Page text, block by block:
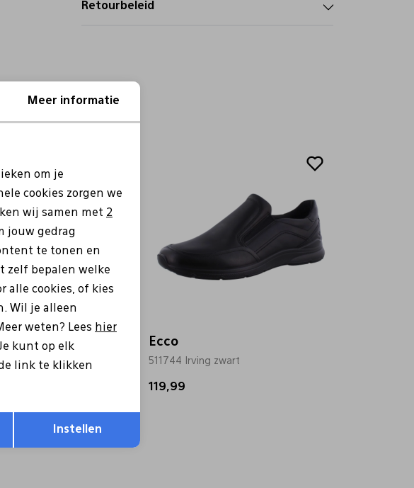
Retourbeleid
Ecco
511744 Irving zwart
119,99
cookies
Opslaan
Meer informatie
om je
cookies zorgen we
wij samen met 2
jouw gedrag
te tonen en
zelf bepalen welke
alle cookies, of kies
Wil je alleen
weten? Lees hier
kunt op elk
link te klikken
Instellen